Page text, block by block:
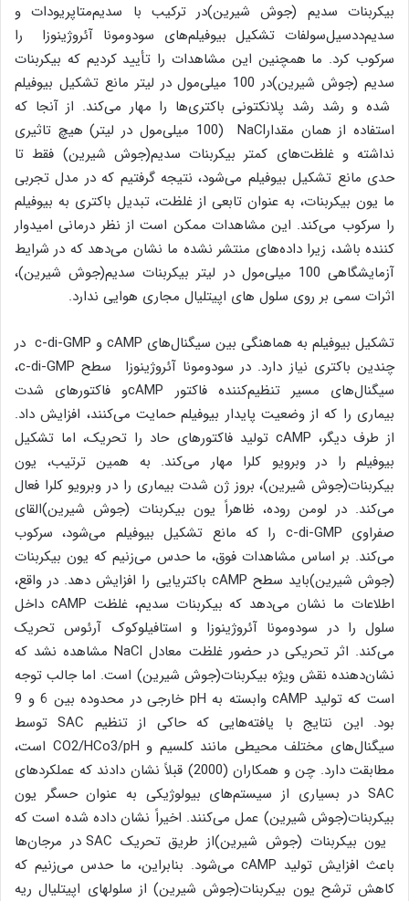
بیکربنات سدیم (جوش شیرین)در ترکیب با سدیم‌متا‌پریودات و
سدیم‌ددسیل‌سولفات تشکیل بیوفیلم‌های سودومونا آئروژینوزا را
سرکوب کرد. ما همچنین این مشاهدات را تأیید کردیم که بیکربنات
سدیم (جوش شیرین)در 100 میلی‌مول در لیتر مانع تشکیل بیوفیلم
شده و رشد رشد پلانکتونی باکتری‌ها را مهار می‌کند. از آنجا که
استفاده از همان مقدارNaCl (100 میلی‌مول در لیتر) هیچ تاثیری
نداشته و غلظت‌های کمتر بیکربنات سدیم(جوش شیرین) فقط تا
حدی مانع تشکیل بیوفیلم می‌شود، نتیجه گرفتیم که در مدل تجربی
ما یون بیکربنات، به عنوان تابعی از غلظت، تبدیل باکتری به بیوفیلم
را سرکوب می‌کند. این مشاهدات ممکن است از نظر درمانی امیدوار
کننده باشد، زیرا داده‌های منتشر نشده ما نشان می‌دهد که در شرایط
آزمایشگاهی 100 میلی‌مول در لیتر بیکربنات سدیم(جوش شیرین)،
اثرات سمی بر روی سلول های اپیتلیال مجاری هوایی ندارد.
تشکیل بیوفیلم به هماهنگی بین سیگنال‌های cAMP و c-di-GMP در
چندین باکتری نیاز دارد. در سودومونا آئروژینوزا سطح c-di-GMP،
سیگنال‌های مسیر تنظیم‌کننده فاکتور cAMPو فاکتورهای شدت
بیماری را که از وضعیت پایدار بیوفیلم حمایت می‌کنند، افزایش داد.
از طرف دیگر، cAMP تولید فاکتورهای حاد را تحریک، اما تشکیل
بیوفیلم را در وبرویو کلرا مهار می‌کند. به همین ترتیب، یون
بیکربنات(جوش شیرین)، بروز ژن شدت بیماری را در وبرویو کلرا فعال
می‌کند. در لومن روده، ظاهراً یون بیکربنات (جوش شیرین)القای
صفراوی c-di-GMP را که مانع تشکیل بیوفیلم می‌شود، سرکوب
می‌کند. بر اساس مشاهدات فوق، ما حدس می‌زنیم که یون بیکربنات
(جوش شیرین)باید سطح cAMP باکتریایی را افزایش دهد. در واقع،
اطلاعات ما نشان می‌دهد که بیکربنات سدیم، غلظت cAMP داخل
سلول را در سودومونا آئروژینوزا و استافیلوکوک آرئوس تحریک
می‌کند. اثر تحریکی در حضور غلظت معادل NaCl مشاهده نشد که
نشان‌دهنده نقش ویژه بیکربنات(جوش شیرین) است. اما جالب توجه
است که تولید cAMP وابسته به pH خارجی در محدوده بین 6 و 9
بود. این نتایج با یافته‌هایی که حاکی از تنظیم SAC توسط
سیگنال‌های مختلف محیطی مانند کلسیم و CO2/HCo3/pH است،
مطابقت دارد. چن و همکاران (2000) قبلاً نشان دادند که عملکردهای
SAC در بسیاری از سیستم‌های بیولوژیکی به عنوان حسگر یون
بیکربنات(جوش شیرین) عمل می‌کنند. اخیراً نشان داده شده است که
یون بیکربنات (جوش شیرین)از طریق تحریک SAC در مرجان‌ها
باعث افزایش تولید cAMP می‌شود. بنابراین، ما حدس می‌زنیم که
کاهش ترشح یون بیکربنات(جوش شیرین) از سلولهای اپیتلیال ریه